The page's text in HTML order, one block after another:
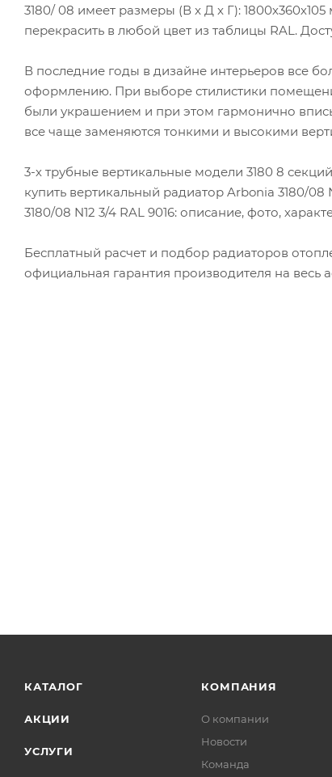
3180/ 08 имеет размеры (В x Д x Г):
перекрасить в любой цвет из таблицы RAL.
В последние годы в дизайне интерьеров все
оформлению. При выборе стилистики
были украшением и при этом гармонично
все чаще заменяются тонкими и высокими
3-х трубные вертикальные модели 3180 8
купить вертикальный радиатор Arbonia 3180/
3180/08 N12 3/4 RAL 9016: описание, фото,
Бесплатный расчет и подбор радиаторов
официальная гарантия производителя на весь
КАТАЛОГ
АКЦИИ
УСЛУГИ
КОМПАНИЯ
О компании
Новости
Команда